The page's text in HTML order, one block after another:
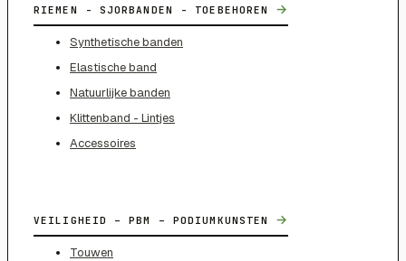
RIEMEN - SJORBANDEN - TOEBEHOREN →
Synthetische banden
Elastische band
Natuurlijke banden
Klittenband - Lintjes
Accessoires
VEILIGHEID – PBM – PODIUMKUNSTEN →
Touwen